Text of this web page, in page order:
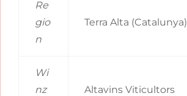
Re
gio
n
Terra Alta (Catalunya)
Wi
nz
Altavins Viticultors